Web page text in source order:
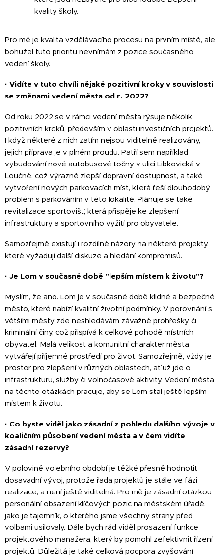
kvality školy.
Pro mě je kvalita vzdělávacího procesu na prvním místě, ale
bohužel tuto prioritu nevnímám z pozice současného
vedení školy​.
· Vidíte v tuto chvíli nějaké pozitivní kroky v souvislosti
se změnami vedení města od r. 2022?
Od roku 2022 se v rámci vedení města rýsuje několik
pozitivních kroků, především v oblasti investičních projektů.
I když některé z nich zatím nejsou viditelně realizovány,
jejich příprava je v plném proudu. Patří sem například
vybudování nové autobusové točny v ulici Libkovická v
Loučné, což výrazně zlepší dopravní dostupnost, a také
vytvoření nových parkovacích míst, která řeší dlouhodobý
problém s parkováním v této lokalitě. Plánuje se také
revitalizace sportovišť, která přispěje ke zlepšení
infrastruktury a sportovního vyžití pro obyvatele.
Samozřejmě existují i rozdílné názory na některé projekty,
které vyžadují další diskuze a hledání kompromisů.
· Je Lom v současné době "lepším místem k životu"?
Myslím, že ano. Lom je v současné době klidné a bezpečné
město, které nabízí kvalitní životní podmínky. V porovnání s
většími městy zde neshledávám závažné prohřešky či
kriminální činy, což přispívá k celkové pohodě místních
obyvatel. Malá velikost a komunitní charakter města
vytvářejí příjemné prostředí pro život. Samozřejmě, vždy je
prostor pro zlepšení v různých oblastech, ať už jde o
infrastrukturu, služby či volnočasové aktivity. Vedení města
na těchto otázkách pracuje, aby se Lom stal ještě lepším
místem k životu.
· Co byste viděl jako zásadní z pohledu dalšího vývoje v
koaličním působení vedení města a v čem vidíte
zásadní rezervy?
V polovině volebního období je těžké přesně hodnotit
dosavadní vývoj, protože řada projektů je stále ve fázi
realizace, a není ještě viditelná. Pro mě je zásadní otázkou
personální obsazení klíčových pozic na městském úřadě,
jako je tajemník, o kterého jsme všechny strany před
volbami usilovaly. Dále bych rád viděl prosazení funkce
projektového manažera, který by pomohl zefektivnit řízení
projektů. Důležitá je také celková podpora zvyšování